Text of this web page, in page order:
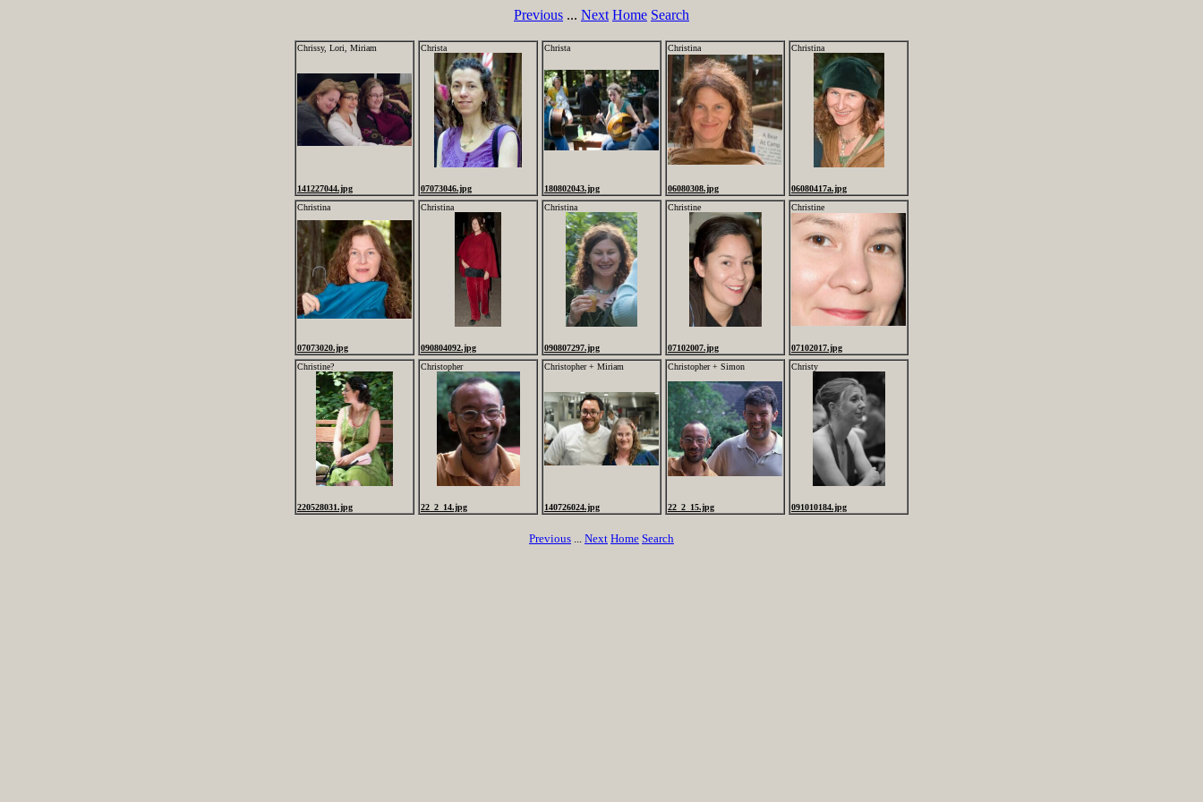
Previous ... Next Home Search
Chrissy, Lori, Miriam
141227044.jpg
Christa
07073046.jpg
Christa
180802043.jpg
Christina
06080308.jpg
Christina
06080417a.jpg
Christina
07073020.jpg
Christina
090804092.jpg
Christina
090807297.jpg
Christine
07102007.jpg
Christine
07102017.jpg
Christine?
220528031.jpg
Christopher
22_2_14.jpg
Christopher + Miriam
140726024.jpg
Christopher + Simon
22_2_15.jpg
Christy
091010184.jpg
Previous ... Next Home Search